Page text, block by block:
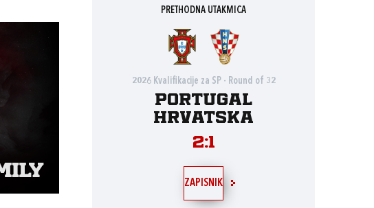
PRETHODNA UTAKMICA
2026 Kvalifikacije za SP - Round of 32
Portugal
Hrvatska
2:1
ZAPISNIK